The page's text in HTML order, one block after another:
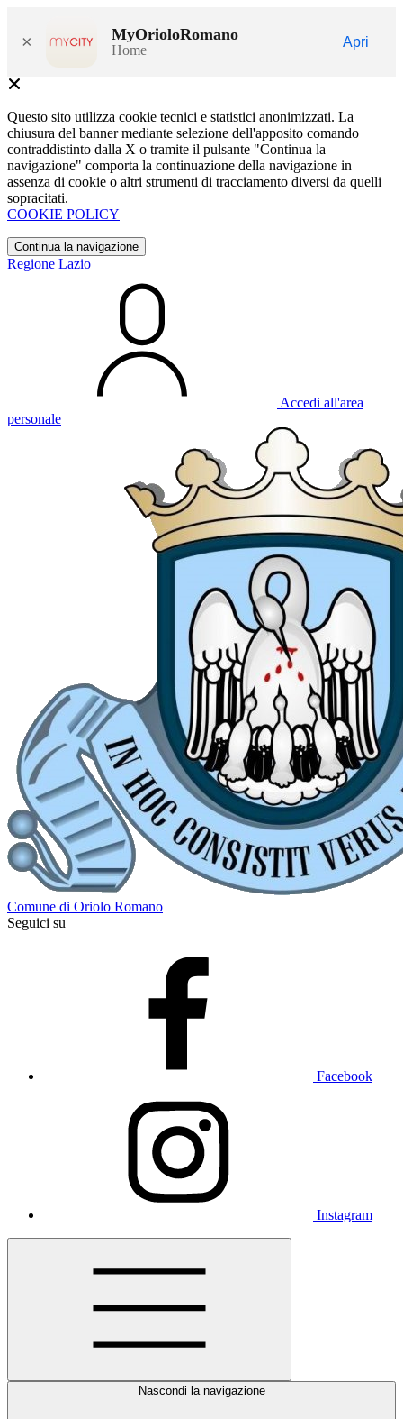
× MyOrioloRomano
Home
Apri
Questo sito utilizza cookie tecnici e statistici anonimizzati. La
chiusura del banner mediante selezione dell'apposito comando
contraddistinto dalla X o tramite il pulsante "Continua la
navigazione" comporta la continuazione della navigazione in
assenza di cookie o altri strumenti di tracciamento diversi da quelli
sopracitati.
COOKIE POLICY
Continua la navigazione
Regione Lazio
Accedi all'area
personale
Comune di Oriolo Romano
Seguici su
Facebook
Instagram
Nascondi la navigazione